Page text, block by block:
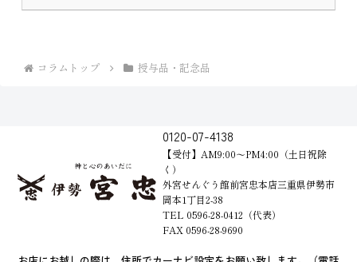
コラムトップ 授与品・記念品
0120-07-4138
【受付】AM9:00～PM4:00（土日祝除
く）
外宮せんぐう館前宮忠本店三重県伊勢市
岡本1丁目2-38
TEL 0596-28-0412（代表）
FAX 0596-28-9690